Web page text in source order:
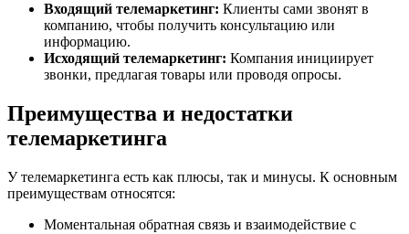
Входящий телемаркетинг: Клиенты сами звонят в
компанию, чтобы получить консультацию или
информацию.
Исходящий телемаркетинг: Компания инициирует
звонки, предлагая товары или проводя опросы.
Преимущества и недостатки
телемаркетинга
У телемаркетинга есть как плюсы, так и минусы. К основным
преимуществам относятся:
Моментальная обратная связь и взаимодействие с